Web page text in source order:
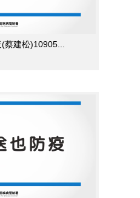
建松)10905...